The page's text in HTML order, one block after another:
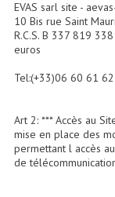
EVAS sarl site -
10 Bis rue Saint
R.C.S. B 337 819
euros
Tel:(+33)06 60 61
Art 2: *** Accès au
mise en place des
permettant l accès
de